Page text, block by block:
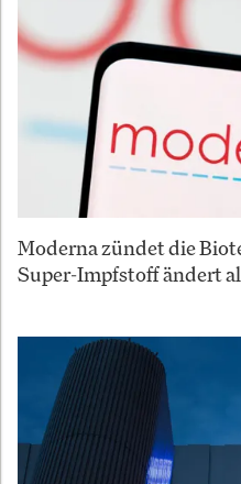
Moderna zündet die
Super-Impfstoff ändert